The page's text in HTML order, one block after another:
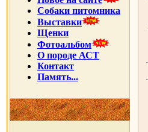
Собаки питомника
Выставки
Щенки
Фотоальбом
О породе АСТ
Контакт
Память...